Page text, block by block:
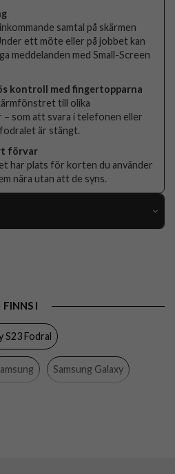
samtal på skärmen
ett möte eller på jobbet kan
meddelanden med Small-Screen
kontroll med fingertopparna
till olika
som att svara i telefonen eller
fodralet är stängt.
förvar
har plats för korten du använder
nära utan att de syns.
Kortfack, Sov/Vakna funktion
Plast
FINNS I
S23 Fodral
Samsung Galaxy